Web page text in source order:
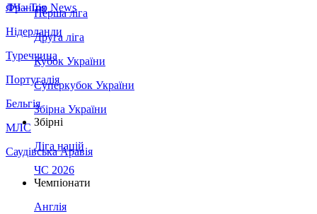
Франція
Нідерланди
Туреччина
Португалія
Бельгія
МЛС
Саудівська Аравія
ЛЧ - Top News
Перша ліга
Друга ліга
Кубок України
Суперкубок України
Збірна України
Збірні
Ліга націй
ЧС 2026
Чемпіонати
Англія